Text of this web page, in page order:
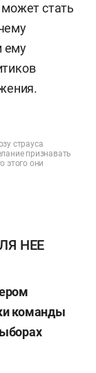
стать
ему
страуса
признавать
этого они
НЕЕ
команды